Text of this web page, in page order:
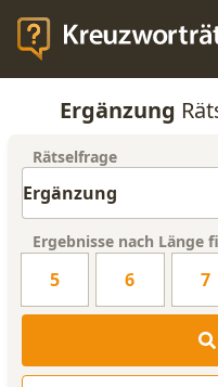
Ergänzung
Rätselfrage
Ergebnisse nach Länge
5 6 7